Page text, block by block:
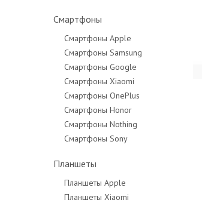
Смартфоны
Смартфоны Apple
Смартфоны Samsung
Смартфоны Google
Смартфоны Xiaomi
Смартфоны OnePlus
Смартфоны Honor
Смартфоны Nothing
Смартфоны Sony
Планшеты
Планшеты Apple
Планшеты Xiaomi